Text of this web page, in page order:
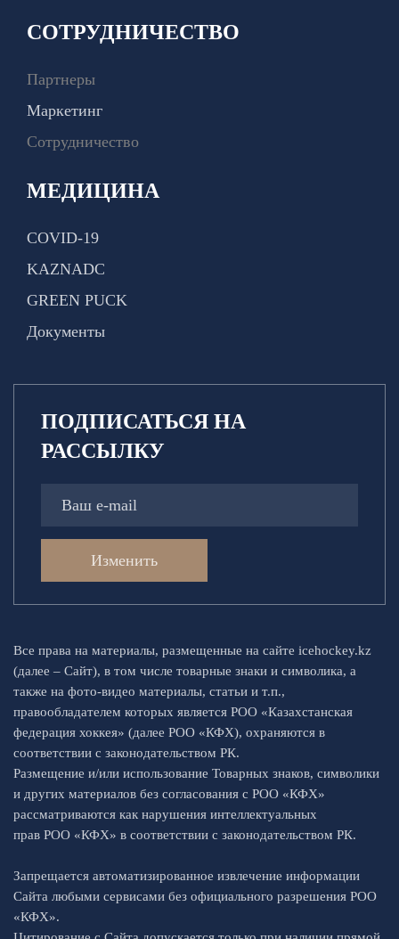
СОТРУДНИЧЕСТВО
Партнеры
Маркетинг
Сотрудничество
МЕДИЦИНА
COVID-19
KAZNADC
GREEN PUCK
Документы
ПОДПИСАТЬСЯ НА
РАССЫЛКУ
Изменить
Все права на материалы, размещенные на сайте icehockey.kz
(далее – Сайт), в том числе товарные знаки и символика, а
также на фото-видео материалы, статьи и т.п.,
правообладателем которых является РОО «Казахстанская
федерация хоккея» (далее РОО «КФХ), охраняются в
соответствии с законодательством РК.
Размещение и/или использование Товарных знаков, символики
и других материалов без согласования с РОО «КФХ»
рассматриваются как нарушения интеллектуальных
прав РОО «КФХ» в соответствии с законодательством РК.
Запрещается автоматизированное извлечение информации
Сайта любыми сервисами без официального разрешения РОО
«КФХ».